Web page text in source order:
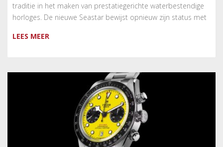
traditie in het maken van prestatiegerichte waterbestendige
horloges. De nieuwe Seastar bewijst opnieuw zijn status met
LEES MEER